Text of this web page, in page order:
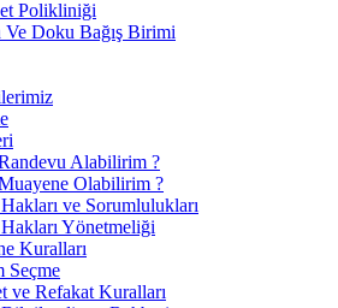
Polikliniği
Ve Doku Bağış Birimi
Alabilirim ?
Olabilirim ?
ve Sorumlulukları
Yönetmeliği
Kuralları
Seçme
ve Refakat Kuralları